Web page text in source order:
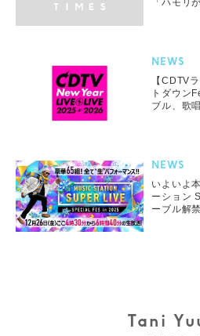
「ハモリ
NEWS
【CDTV
トダウン
ブル、歌
NEWS
いよいよ
ーション
ーブル解禁
Tani